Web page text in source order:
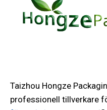
Taizhou Hongze
professionell tillverkare